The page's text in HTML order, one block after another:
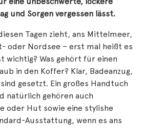
und Sorgen vergessen lässt.
Tagen zieht, ans Mittelmeer,
oder Nordsee – erst mal heißt es
wichtig? Was gehört für einen
in den Koffer? Klar, Badeanzug,
gesetzt. Ein großes Handtuch
natürlich gehören auch
oder Hut sowie eine stylishe
Ausstattung, wenn es ans